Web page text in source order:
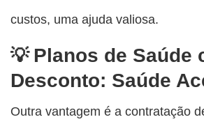
custos, uma ajuda valiosa.
Planos de Saúde
Desconto: Saúde
Outra vantagem é a contratação